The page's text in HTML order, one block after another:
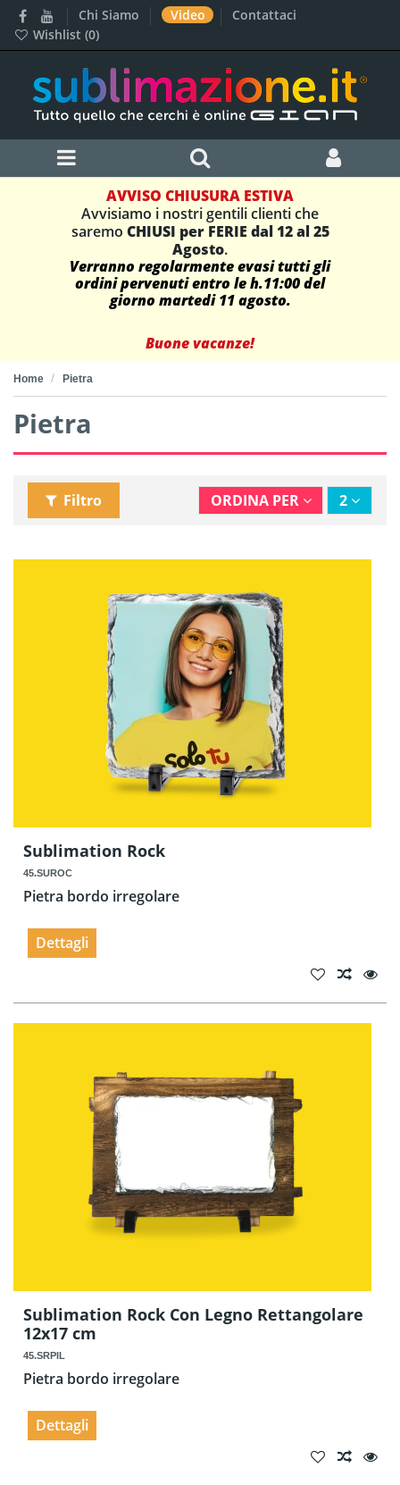
Chi Siamo Video
Contattaci
Wishlist (0)
AVVISO CHIUSURA ESTIVA
Avvisiamo i nostri gentili clienti che
saremo CHIUSI per FERIE dal 12 al 25
Agosto.
Verranno regolarmente evasi tutti gli
ordini pervenuti entro le h.11:00 del
giorno martedi 11 agosto.
Buone vacanze!
Home Pietra
Pietra
Filtro ORDINA PER 2
Sublimation Rock
45.SUROC
Pietra bordo irregolare
Dettagli
Sublimation Rock Con Legno Rettangolare
12x17 cm
45.SRPIL
Pietra bordo irregolare
Dettagli